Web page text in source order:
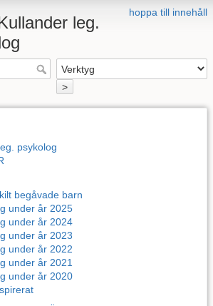
hoppa till innehåll
leg.
>
psykolog
begåvade barn
under år 2025
under år 2024
under år 2023
under år 2022
under år 2021
under år 2020